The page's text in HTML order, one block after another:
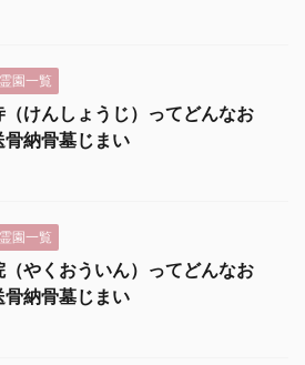
園一覧
（けんしょうじ）ってどんなお
骨納骨墓じまい
園一覧
（やくおういん）ってどんなお
骨納骨墓じまい